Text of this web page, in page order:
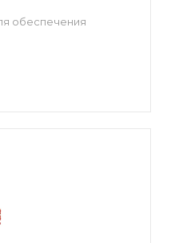
обеспечения